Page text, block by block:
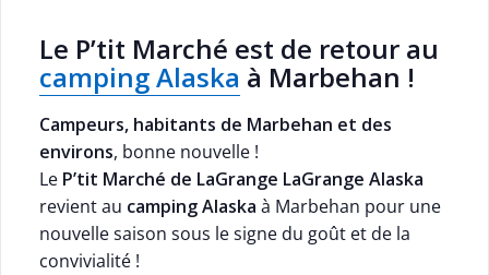
Le P’tit Marché est de retour au
camping Alaska à Marbehan !
Campeurs, habitants de Marbehan et des
environs, bonne nouvelle !
Le P’tit Marché de LaGrange LaGrange Alaska
revient au camping Alaska à Marbehan pour une
nouvelle saison sous le signe du goût et de la
convivialité !